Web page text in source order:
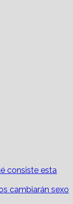
consiste esta
cambiarán sexo